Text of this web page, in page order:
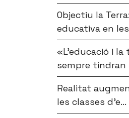
Objectiu la
educativa en
«L’educació i
sempre tindran
Realitat
les classes d’e...